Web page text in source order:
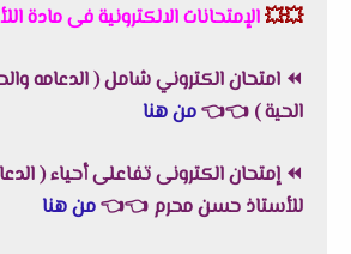
💥💥الإمتحانات الالكترونية فى مادة
⏪ امتحان الكتروني شامل ( الدعامه
الحية ) 👈
👈من هنا
⏪إمتحان الكترونى تفاعلى أحياء (
للأستاذ حسن محرم 👈
👈من هنا